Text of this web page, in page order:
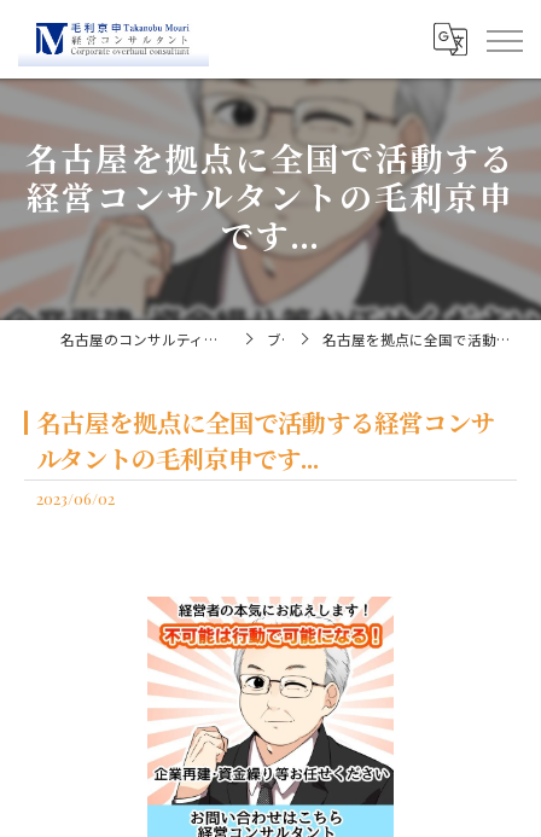
名古屋を拠点に全国で活動する
経営コンサルタントの毛利京申
です...
名古屋のコンサルティングなら経営コンサルタント毛利京申 ブログ 名古屋を拠点に全国で活動する経営コンサルタントの毛利京申です...
名古屋を拠点に全国で活動する経営コンサ
ルタントの毛利京申です...
2023/06/02